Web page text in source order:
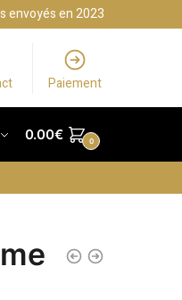
envoyés en 2023
Paiement
0.00€ 0